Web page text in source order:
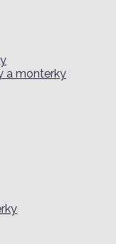
a monterky